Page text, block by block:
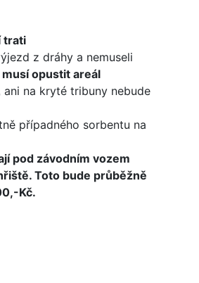
trati
z dráhy a nemuseli
musí opustit areál
na kryté tribuny nebude
případného sorbentu na
pod závodním vozem
Toto bude průběžně
Kč.